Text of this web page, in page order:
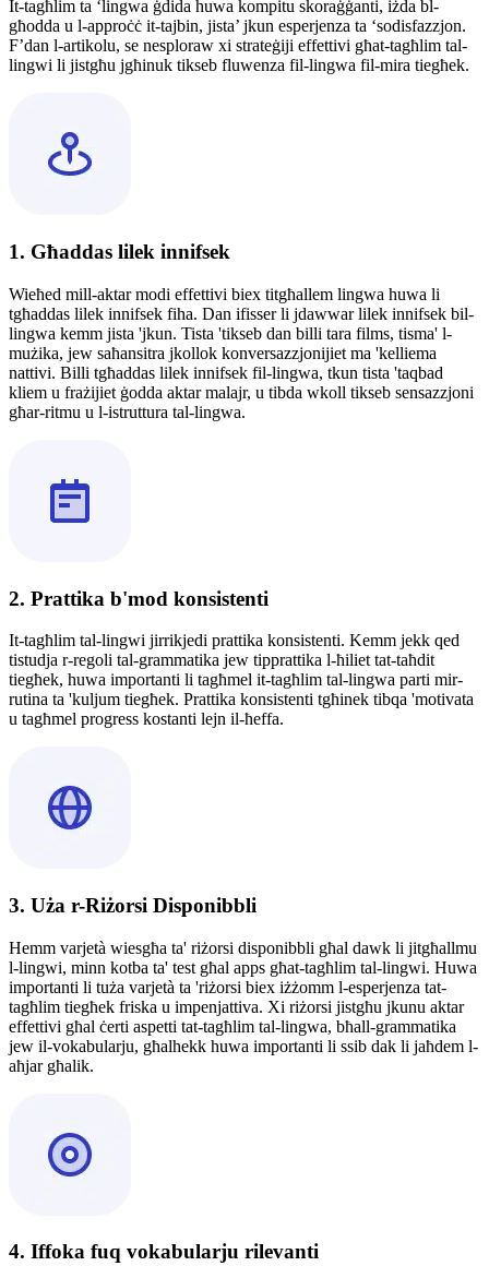
It-tagħlim ta ‘lingwa ġdida huwa kompitu skoraġġanti, iżda bl-
għodda u l-approċċ it-tajbin, jista’ jkun esperjenza ta ‘sodisfazzjon.
F’dan l-artikolu, se nesploraw xi strateġiji effettivi għat-tagħlim tal-
lingwi li jistgħu jgħinuk tikseb fluwenza fil-lingwa fil-mira tiegħek.
1. Għaddas lilek innifsek
Wieħed mill-aktar modi effettivi biex titgħallem lingwa huwa li
tgħaddas lilek innifsek fiha. Dan ifisser li jdawwar lilek innifsek bil-
lingwa kemm jista 'jkun. Tista 'tikseb dan billi tara films, tisma' l-
mużika, jew saħansitra jkollok konversazzjonijiet ma 'kelliema
nattivi. Billi tgħaddas lilek innifsek fil-lingwa, tkun tista 'taqbad
kliem u frażijiet ġodda aktar malajr, u tibda wkoll tikseb sensazzjoni
għar-ritmu u l-istruttura tal-lingwa.
2. Prattika b'mod konsistenti
It-tagħlim tal-lingwi jirrikjedi prattika konsistenti. Kemm jekk qed
tistudja r-regoli tal-grammatika jew tipprattika l-ħiliet tat-taħdit
tiegħek, huwa importanti li tagħmel it-tagħlim tal-lingwa parti mir-
rutina ta 'kuljum tiegħek. Prattika konsistenti tgħinek tibqa 'motivata
u tagħmel progress kostanti lejn il-ħeffa.
3. Uża r-Riżorsi Disponibbli
Hemm varjetà wiesgħa ta' riżorsi disponibbli għal dawk li jitgħallmu
l-lingwi, minn kotba ta' test għal apps għat-tagħlim tal-lingwi. Huwa
importanti li tuża varjetà ta 'riżorsi biex iżżomm l-esperjenza tat-
tagħlim tiegħek friska u impenjattiva. Xi riżorsi jistgħu jkunu aktar
effettivi għal ċerti aspetti tat-tagħlim tal-lingwa, bħall-grammatika
jew il-vokabularju, għalhekk huwa importanti li ssib dak li jaħdem l-
aħjar għalik.
4. Iffoka fuq vokabularju rilevanti